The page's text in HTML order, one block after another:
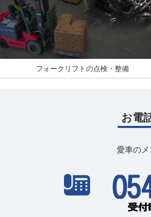
フォークリフトの点検・整備
お電
愛車の